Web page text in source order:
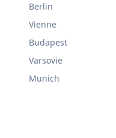
Berlin
Vienne
Budapest
Varsovie
Munich